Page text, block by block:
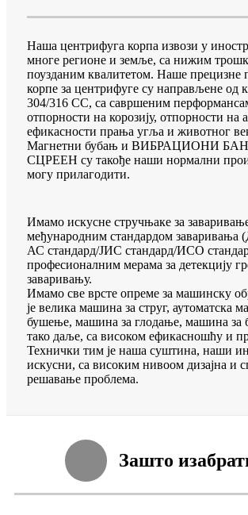
Наша центрифуга корпа извози у
многе регионе и земље, са нижим
поузданим квалитетом. Наше прецизне
корпе за центрифуге су направљене од
304/316 СС, са савршеним
отпорности на корозију, отпорности на
ефикасности прања угља и животног
Магнетни бубањ и ВИБРАЦИОНИ
СЦРЕЕН су такође наши нормални
могу прилагодити.
Имамо искусне стручњаке за
међународним стандардом заваривања
АС стандард/ЈИС стандард/ИСО
професионалним мерама за детекцију
заваривању.
Имамо све врсте опреме за машинску
је велика машина за струг, аутоматска
бушење, машина за глодање, машина за
тако даље, са високом ефикасношћу и
Технички тим је наша суштина, наши
искусни, са високим нивоом дизајна и
решавање проблема.
Зашто